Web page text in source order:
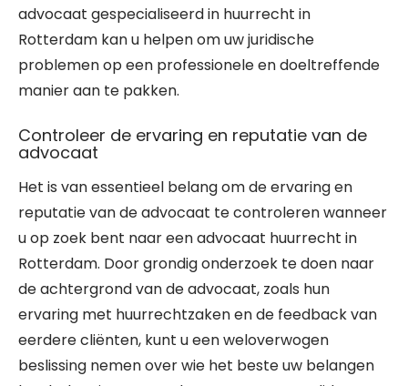
advocaat gespecialiseerd in huurrecht in
Rotterdam kan u helpen om uw juridische
problemen op een professionele en doeltreffende
manier aan te pakken.
Controleer de ervaring en reputatie van de
advocaat
Het is van essentieel belang om de ervaring en
reputatie van de advocaat te controleren wanneer
u op zoek bent naar een advocaat huurrecht in
Rotterdam. Door grondig onderzoek te doen naar
de achtergrond van de advocaat, zoals hun
ervaring met huurrechtzaken en de feedback van
eerdere cliënten, kunt u een weloverwogen
beslissing nemen over wie het beste uw belangen